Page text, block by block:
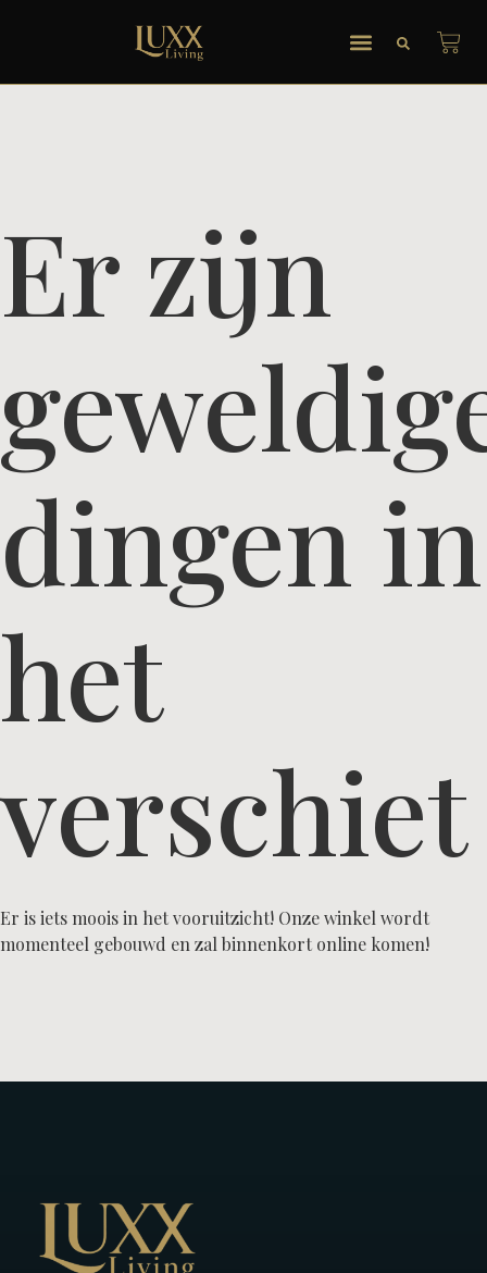
Er zijn
dingen in
het
verschiet
Er is iets moois in het vooruitzicht! Onze winkel wordt
momenteel gebouwd en zal binnenkort online komen!